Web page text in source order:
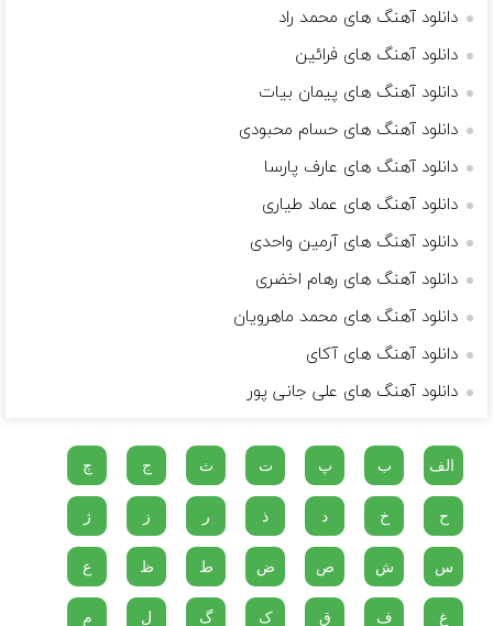
دانلود آهنگ های محمد راد
دانلود آهنگ های فرائین
دانلود آهنگ های پیمان بیات
دانلود آهنگ های حسام محبودی
دانلود آهنگ های عارف پارسا
دانلود آهنگ های عماد طیاری
دانلود آهنگ های آرمین واحدی
دانلود آهنگ های رهام اخضری
دانلود آهنگ های محمد ماهرویان
دانلود آهنگ های آکای
دانلود آهنگ های علی جانی پور
الف ب پ ت ث ج چ
ح خ د ذ ر ز ژ
س ش ص ض ط ظ ع
غ ف ق ک گ ل م